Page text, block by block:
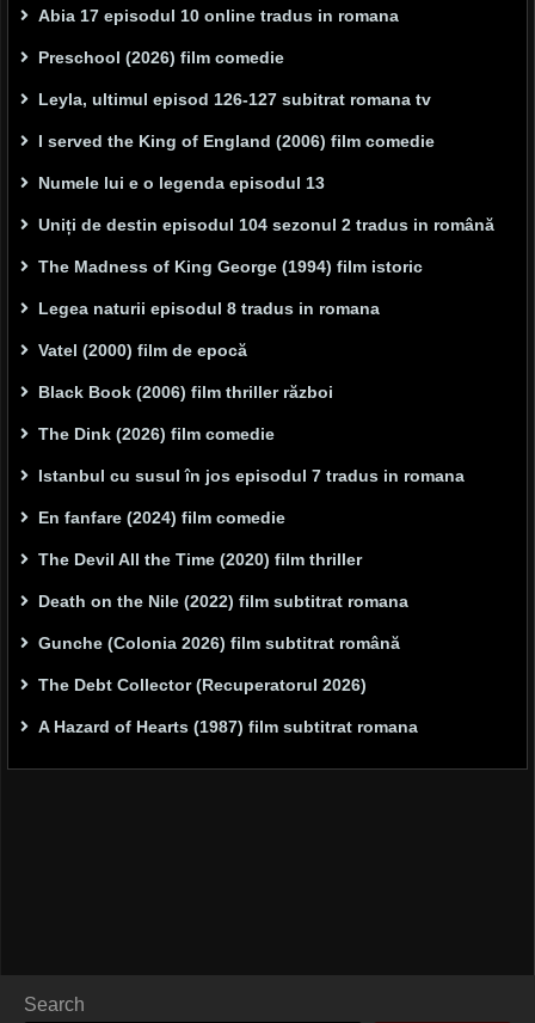
Abia 17 episodul 10 online tradus in romana
Preschool (2026) film comedie
Leyla, ultimul episod 126-127 subitrat romana tv
I served the King of England (2006) film comedie
Numele lui e o legenda episodul 13
Uniți de destin episodul 104 sezonul 2 tradus in română
The Madness of King George (1994) film istoric
Legea naturii episodul 8 tradus in romana
Vatel (2000) film de epocă
Black Book (2006) film thriller război
The Dink (2026) film comedie
Istanbul cu susul în jos episodul 7 tradus in romana
En fanfare (2024) film comedie
The Devil All the Time (2020) film thriller
Death on the Nile (2022) film subtitrat romana
Gunche (Colonia 2026) film subtitrat română
The Debt Collector (Recuperatorul 2026)
A Hazard of Hearts (1987) film subtitrat romana
Search